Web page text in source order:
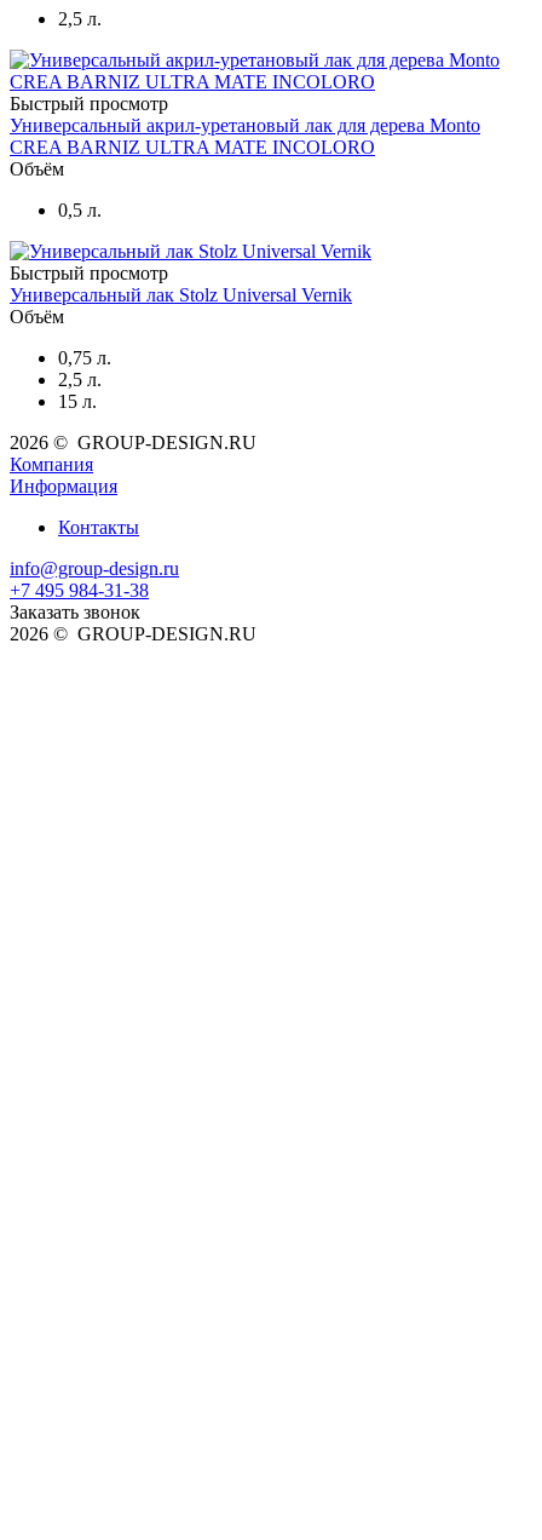
2,5 л.
Быстрый просмотр
Универсальный акрил-уретановый лак для дерева Monto
CREA BARNIZ ULTRA MATE INCOLORO
Объём
0,5 л.
Быстрый просмотр
Универсальный лак Stolz Universal Vernik
Объём
0,75 л.
2,5 л.
15 л.
2026 © GROUP-DESIGN.RU
Компания
Информация
Контакты
info@group-design.ru
+7 495 984-31-38
Заказать звонок
2026 © GROUP-DESIGN.RU